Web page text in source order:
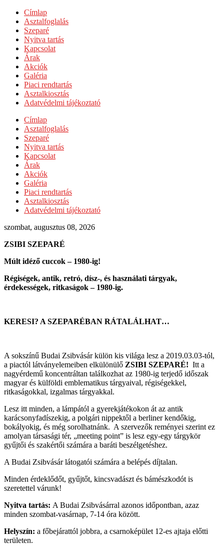
Címlap
Asztalfoglalás
Szeparé
Nyitva tartás
Kapcsolat
Árak
Akciók
Galéria
Piaci rendtartás
Asztalkiosztás
Adatvédelmi tájékoztató
Címlap
Asztalfoglalás
Szeparé
Nyitva tartás
Kapcsolat
Árak
Akciók
Galéria
Piaci rendtartás
Asztalkiosztás
Adatvédelmi tájékoztató
szombat, augusztus 08, 2026
ZSIBI SZEPARÉ
Múlt idéző cuccok – 1980-ig!
Régiségek, antik, retró, dísz-, és használati tárgyak,
érdekességek, ritkaságok – 1980-ig.
KERESI? A SZEPARÉBAN RÁTALÁLHAT…
A sokszínű Budai Zsibvásár külön kis világa lesz a 2019.03.03-tól,
a piactól látványelemeiben elkülönülő ZSIBI SZEPARÉ! Itt a
nagyérdemű koncentráltan találkozhat az 1980-ig terjedő időszak
magyar és külföldi emblematikus tárgyaival, régiségekkel,
ritkaságokkal, izgalmas tárgyakkal.
Lesz itt minden, a lámpától a gyerekjátékokon át az antik
karácsonyfadíszekig, a polgári nippektől a berliner kendőkig,
bokályokig, és még sorolhatnánk. A szervezők reményei szerint ez
amolyan társasági tér, „meeting point” is lesz egy-egy tárgykör
gyűjtői és szakértői számára a baráti beszélgetéshez.
A Budai Zsibvásár látogatói számára a belépés díjtalan.
Minden érdeklődőt, gyűjtőt, kincsvadászt és bámészkodót is
szeretettel várunk!
Nyitva tartás: A Budai Zsibvásárral azonos időpontban, azaz
minden szombat-vasárnap, 7-14 óra között.
Helyszín: a főbejárattól jobbra, a csarnoképület 12-es ajtaja előtti
területen.